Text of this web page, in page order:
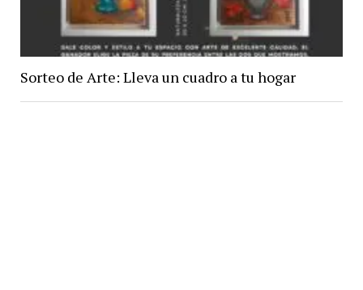
Sorteo de Arte: Lleva un cuadro a tu hogar